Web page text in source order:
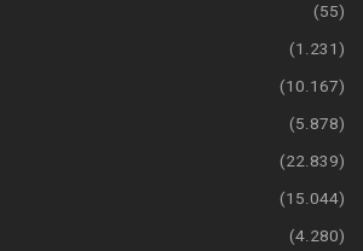
(55)
(1.231)
(10.167)
(5.878)
(22.839)
(15.044)
(4.280)